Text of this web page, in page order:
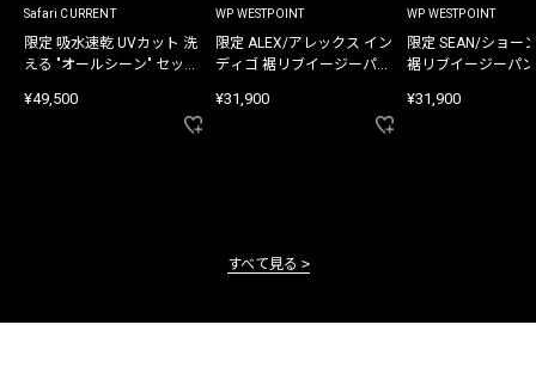
Safari CURRENT
限定 吸水速乾 UVカット 洗
える "オールシーン" セット
¥49,500
WP WESTPOINT
限定 ALEX/アレックス イン
ディゴ 裾リブイージーパン
¥31,900
WP WESTPOINT
限定 SEAN/ショー
裾リブイージーパ
¥31,900
すべて見る